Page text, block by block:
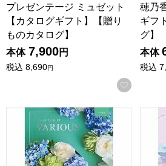
プレゼンテージ ミュゼット
【カタログギフト】【贈り
ものカタログ】
本体 7,900円
税込 8,690円
お気に
穂乃
ギフ
グ】
本体
税込
ヴァリアス イーモラ【カタログギ
やさ